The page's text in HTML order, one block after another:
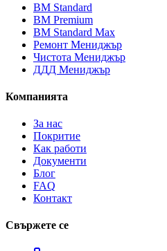
ВМ Standard
ВМ Premium
ВМ Standard Max
Ремонт Мениджър
Чистота Мениджър
ДДД Мениджър
Компанията
За нас
Покритие
Как работи
Документи
Блог
FAQ
Контакт
Свържете се